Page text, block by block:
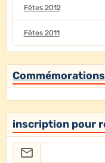
Fêtes 2012
Fêtes 2011
Commémorations
inscription pour